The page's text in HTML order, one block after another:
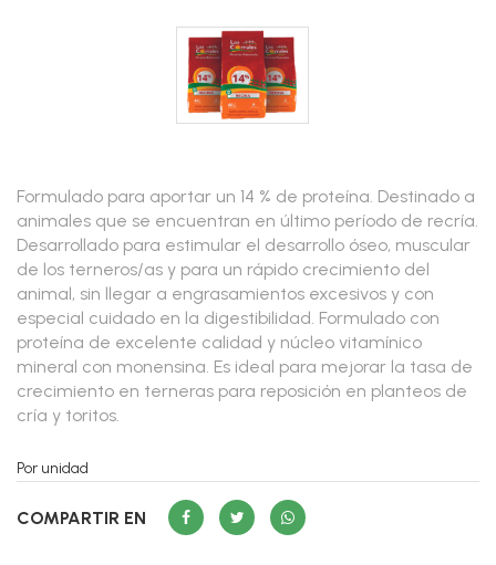
Formulado para aportar un 14 % de proteína. Destinado a
animales que se encuentran en último período de recría.
Desarrollado para estimular el desarrollo óseo, muscular
de los terneros/as y para un rápido crecimiento del
animal, sin llegar a engrasamientos excesivos y con
especial cuidado en la digestibilidad. Formulado con
proteína de excelente calidad y núcleo vitamínico
mineral con monensina. Es ideal para mejorar la tasa de
crecimiento en terneras para reposición en planteos de
cría y toritos.
Por unidad
COMPARTIR EN